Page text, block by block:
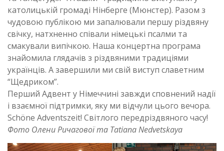
католицькій громаді Нінберге (Мюнстер). Разом з
чудовою публікою ми запалювали першу різдвяну
свічку, натхненно співали німецькі псалми та
смакували випічкою. Наша концертна програма
знайомила глядачів з різдвяними традиціями
українців. А завершили ми свій виступ славетним
“Щедриком”.
Перший Адвент у Німеччині завжди сповнений надії
і взаємної підтримки, яку ми відчули цього вечора.
Schöne Adventszeit! Cвітлого передріздвяного часу!
Фото Олени Ричагової та Tatiana Nedvetskaya